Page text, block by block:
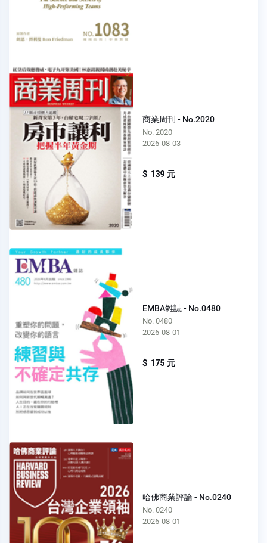
商業周刊 - No.2020
No. 2020
2026-08-03
$ 139 元
EMBA雜誌 - No.0480
No. 0480
2026-08-01
$ 175 元
哈佛商業評論 - No.0240
No. 0240
2026-08-01